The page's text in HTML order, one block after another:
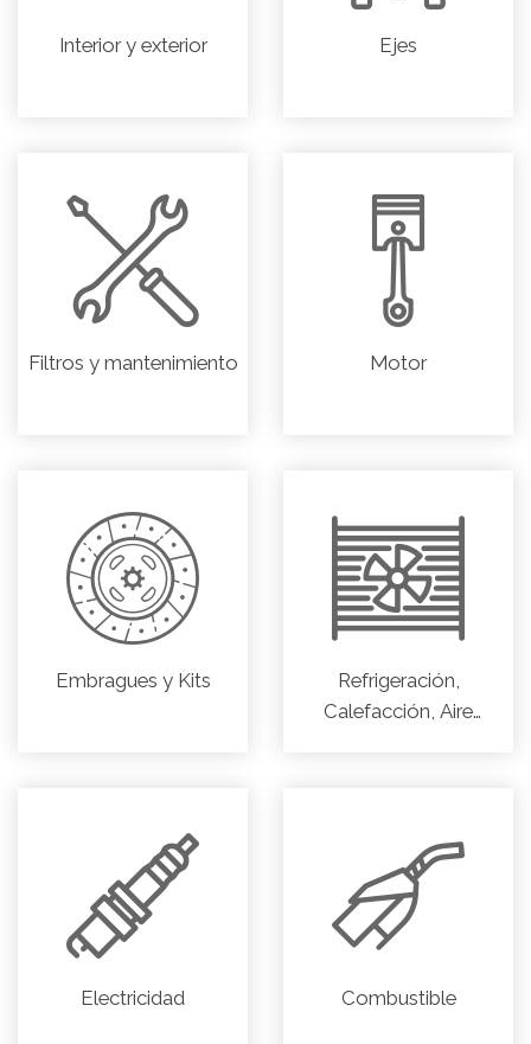
Interior y exterior Ejes
Filtros y mantenimiento Motor
Embragues y Kits
Refrigeración,
Calefacción, Aire
Electricidad Combustible